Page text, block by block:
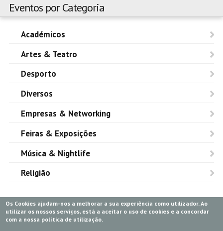
Eventos por Categoria
Académicos
Artes & Teatro
Desporto
Diversos
Empresas & Networking
Feiras & Exposições
Música & Nightlife
Religião
Os Cookies ajudam-nos a melhorar a sua experiência como utilizador. Ao
utilizar os nossos serviços, está a aceitar o uso de cookies e a concordar
com a nossa política de utilização.